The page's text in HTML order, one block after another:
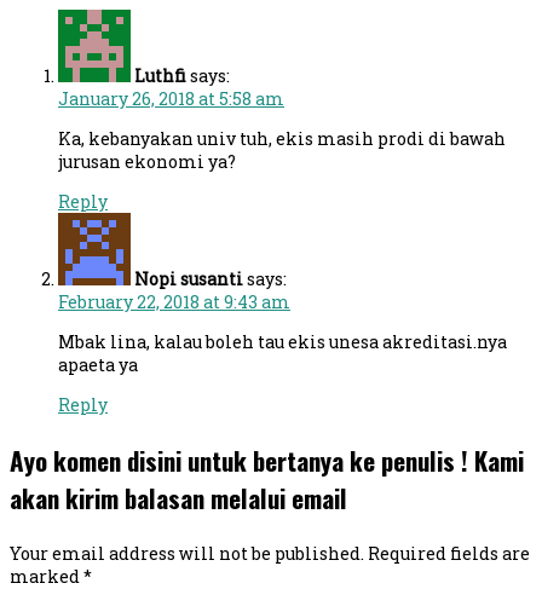
Luthfisays:
January 26, 2018 at 5:58 am
Ka, kebanyakan univ tuh, ekis masih prodi di bawah
jurusan ekonomi ya?
Reply
Nopi susantisays:
February 22, 2018 at 9:43 am
Mbak lina, kalau boleh tau ekis unesa akreditasi.nya
apaeta ya
Reply
Ayo komen disini untuk bertanya ke penulis ! Kami
akan kirim balasan melalui email
Your email address will not be published. Required fields are
marked *